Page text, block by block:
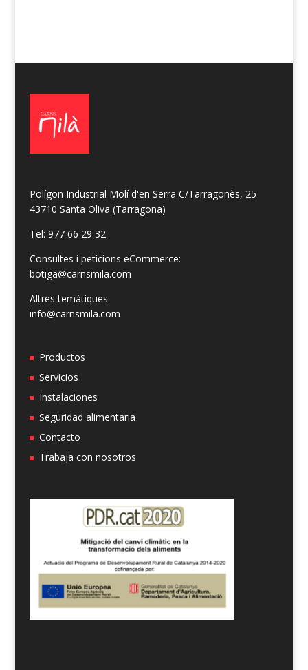
Polígon Industrial Molí d'en Serra C/Tarragonès, 25
43710 Santa Oliva (Tarragona)
Tel: 977 66 29 32
Consultes i peticions eCommerce:
botiga@carnsmila.com
Altres temàtiques:
info@carnsmila.com
Productos
Servicios
Instalaciones
Seguridad alimentaria
Contacto
Trabaja con nosotros